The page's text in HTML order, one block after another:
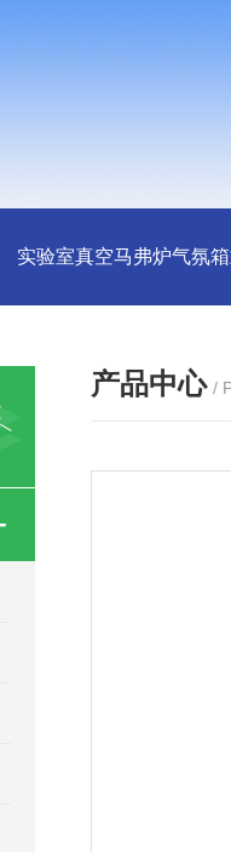
实验室真空马弗炉气氛
产品中心 /